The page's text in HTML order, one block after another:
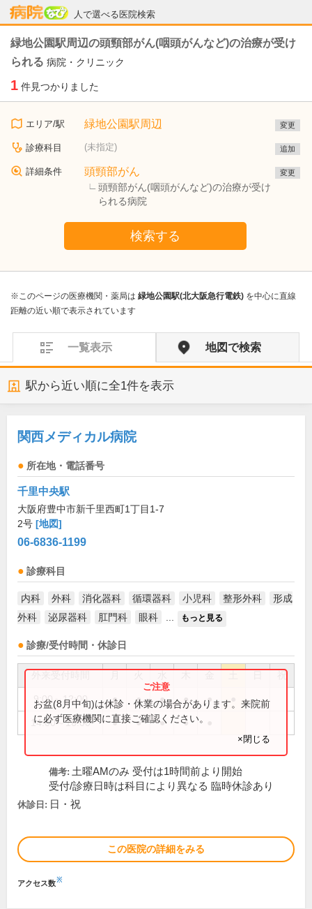
人で選べる医院検索
病院なび
緑地公園駅周辺の頭頸部がん(咽頭がんなど)の治療が受け
られる 病院・クリニック
1 件見つかりました
エリア/駅 緑地公園駅周辺 変更
診療科目 (未指定) 追加
詳細条件 頭頸部がん
頭頸部がん(咽頭がんなど)の治療が受け
られる病院
変更
検索する
※このページの医療機関・薬局は 緑地公園駅(北大阪急行電鉄) を中心に直線
距離の近い順で表示されています
一覧表示 地図で検索
駅から近い順に全1件を表示
関西メディカル病院
所在地・電話番号
千里中央駅
大阪府豊中市新千里西町1丁目1-7
2号 [地図]
06-6836-1199
診療科目
内科 外科 消化器科 循環器科 小児科 整形外科
形成
外科
泌尿器科 肛門科 眼科 もっと見る
診療/受付時間・休診日
祝
9:00～12:00 ● ● ● ● ●
14:00～16:00 ● ● ● ●
お盆(8月中旬)は休診・休業の場合があります。来院前
に必ず医療機関に直接ご確認ください。
×閉じる
備考: 土曜AMのみ 受付は1時間前より開始
受付/診療日時は科目により異なる 臨時休診あり
休診日: 日・祝
この医院の詳細をみる
アクセス数※